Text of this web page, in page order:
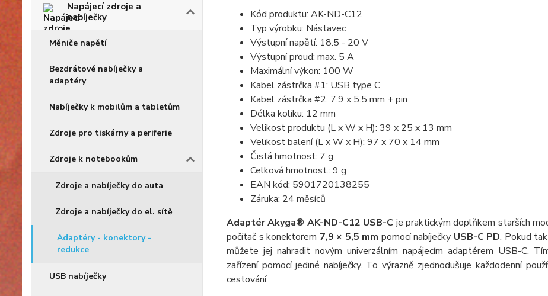
Napájecí zdroje a
nabíječky
Měniče napětí
Bezdrátové nabíječky a
adaptéry
Nabíječky k mobilům a tabletům
Zdroje pro tiskárny a periferie
Zdroje k notebookům
Zdroje a nabíječky do auta
Zdroje a nabíječky do el. sítě
Adaptéry - konektory -
redukce
USB nabíječky
Kód produktu: AK-ND-C12
Typ výrobku: Nástavec
Výstupní napětí: 18.5 - 20 V
Výstupní proud: max. 5 A
Maximální výkon: 100 W
Kabel zástrčka #1: USB type C
Kabel zástrčka #2: 7.9 x 5.5 mm + pin
Délka kolíku: 12 mm
Velikost produktu (L x W x H): 39 x 25 x 13 mm
Velikost balení (L x W x H): 97 x 70 x 14 mm
Čistá hmotnost: 7 g
Celková hmotnost.: 9 g
EAN kód: 5901720138255
Záruka: 24 měsíců
Adaptér Akyga® AK-ND-C12 USB-C je praktickým doplňkem starších
počítač s konektorem 7,9 × 5,5 mm pomocí nabíječky USB-C PD. Pokud
můžete jej nahradit novým univerzálním napájecím adaptérem USB-C.
zařízení pomocí jediné nabíječky. To výrazně zjednodušuje každodenní
cestování.